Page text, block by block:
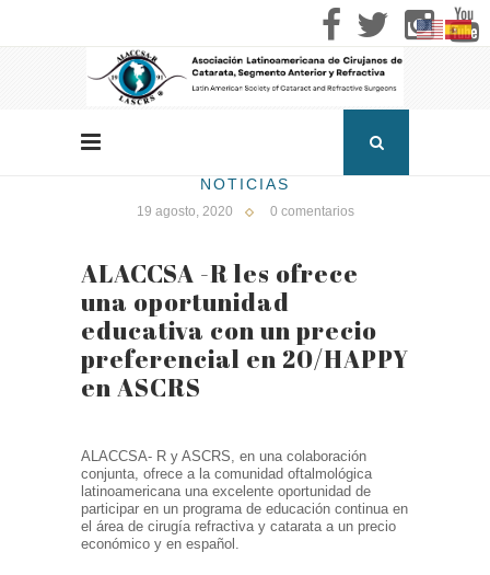
NOTICIAS
19 agosto, 2020 0 comentarios
ALACCSA -R les ofrece
una oportunidad
educativa con un precio
preferencial en 20/HAPPY
en ASCRS
ALACCSA- R y ASCRS, en una colaboración
conjunta, ofrece a la comunidad oftalmológica
latinoamericana una excelente oportunidad de
participar en un programa de educación continua en
el área de cirugía refractiva y catarata a un precio
económico y en español.